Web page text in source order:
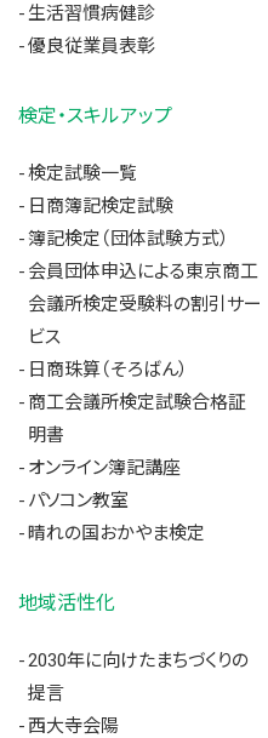
生活習慣病健診
優良従業員表彰
検定・スキルアップ
検定試験一覧
日商簿記検定試験
簿記検定（団体試験方式）
会員団体申込による東京商工
会議所検定受験料の割引サー
ビス
日商珠算（そろばん）
商工会議所検定試験合格証
明書
オンライン簿記講座
パソコン教室
晴れの国おかやま検定
地域活性化
2030年に向けたまちづくりの
提言
西大寺会陽